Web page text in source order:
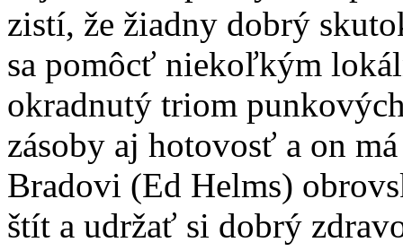
zistí, že žiadny dobrý
sa pomôcť niekoľkým
okradnutý triom
zásoby aj hotovosť a on
Bradovi (Ed Helms)
štít a udržať si dobrý